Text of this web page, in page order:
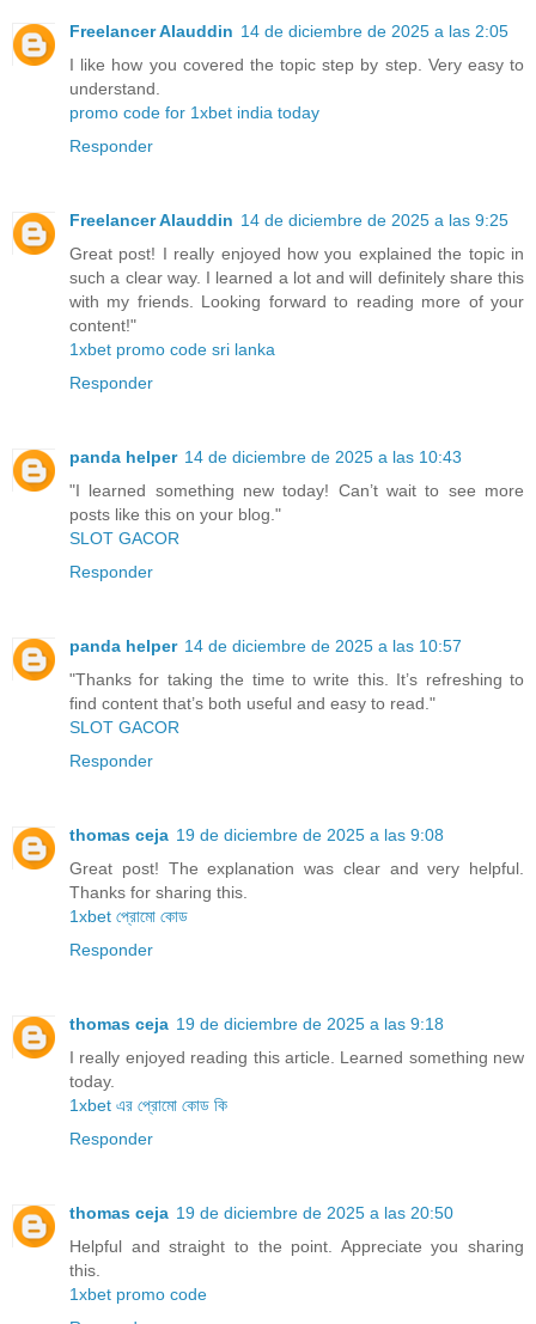
Freelancer Alauddin 14 de diciembre de 2025 a las 2:05
I like how you covered the topic step by step. Very easy to
understand.
promo code for 1xbet india today
Responder
Freelancer Alauddin 14 de diciembre de 2025 a las 9:25
Great post! I really enjoyed how you explained the topic in
such a clear way. I learned a lot and will definitely share this
with my friends. Looking forward to reading more of your
content!"
1xbet promo code sri lanka
Responder
panda helper 14 de diciembre de 2025 a las 10:43
"I learned something new today! Can’t wait to see more
posts like this on your blog."
SLOT GACOR
Responder
panda helper 14 de diciembre de 2025 a las 10:57
"Thanks for taking the time to write this. It’s refreshing to
find content that’s both useful and easy to read."
SLOT GACOR
Responder
thomas ceja 19 de diciembre de 2025 a las 9:08
Great post! The explanation was clear and very helpful.
Thanks for sharing this.
1xbet প্রোমো কোড
Responder
thomas ceja 19 de diciembre de 2025 a las 9:18
I really enjoyed reading this article. Learned something new
today.
1xbet এর প্রোমো কোড কি
Responder
thomas ceja 19 de diciembre de 2025 a las 20:50
Helpful and straight to the point. Appreciate you sharing
this.
1xbet promo code